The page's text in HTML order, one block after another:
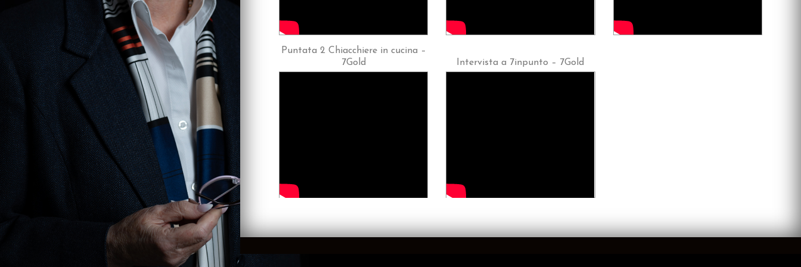
Puntata 2 Chiacchiere in cucina –
7Gold
Intervista a 7inpunto – 7Gold